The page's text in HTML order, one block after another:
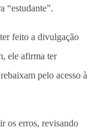
“estudante”.
feito a divulgação
ele afirma ter
pelo acesso à
os erros, revisando